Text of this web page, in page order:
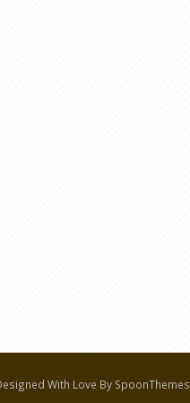
With Love By SpoonThemes